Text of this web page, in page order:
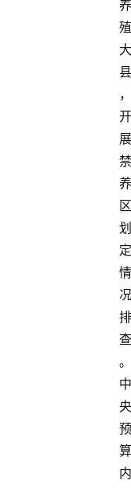
养
殖
大
县
，
开
展
禁
养
区
划
定
情
况
排
查
。
中
央
预
算
内